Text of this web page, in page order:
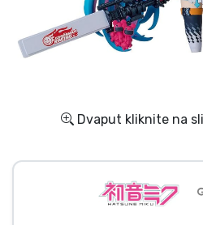
Dvaput kliknite na
TV serija proizvodi
Crtani proizvodi
Anime proizvodi
Gamer proizvodi